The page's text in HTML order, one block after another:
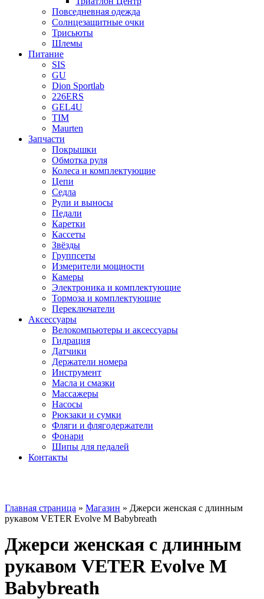
Повседневная одежда
Солнцезащитные очки
Трисьюты
Шлемы
Питание
SIS
GU
Dion Sportlab
226ERS
GEL4U
TIM
Maurten
Запчасти
Покрышки
Обмотка руля
Колеса и комплектующие
Цепи
Седла
Рули и выносы
Педали
Каретки
Кассеты
Звёзды
Группсеты
Измерители мощности
Камеры
Электроника и комплектующие
Тормоза и комплектующие
Переключатели
Аксессуары
Велокомпьютеры и аксессуары
Гидрация
Датчики
Держатели номера
Инструмент
Масла и смазки
Массажеры
Насосы
Рюкзаки и сумки
Фляги и флягодержатели
Фонари
Шипы для педалей
Контакты
Главная страница » Магазин » Джерси женская с длинным
рукавом VETER Evolve M Babybreath
Джерси женская с длинным
рукавом VETER Evolve M
Babybreath